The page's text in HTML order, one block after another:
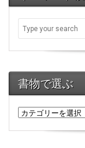
書物で選ぶ